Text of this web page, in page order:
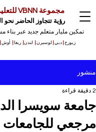
مجموعة VBNN للتعليم الذكي
رؤية تتجاوز الحاضر نحو
تمكين مليار متعلم جديد عبر بناء
زيورخ دبي لوسيرن لندن ريغا أوش
منشور
جامعة سويسرا
مرجعي للجامعات
2 دقيقة قراءة